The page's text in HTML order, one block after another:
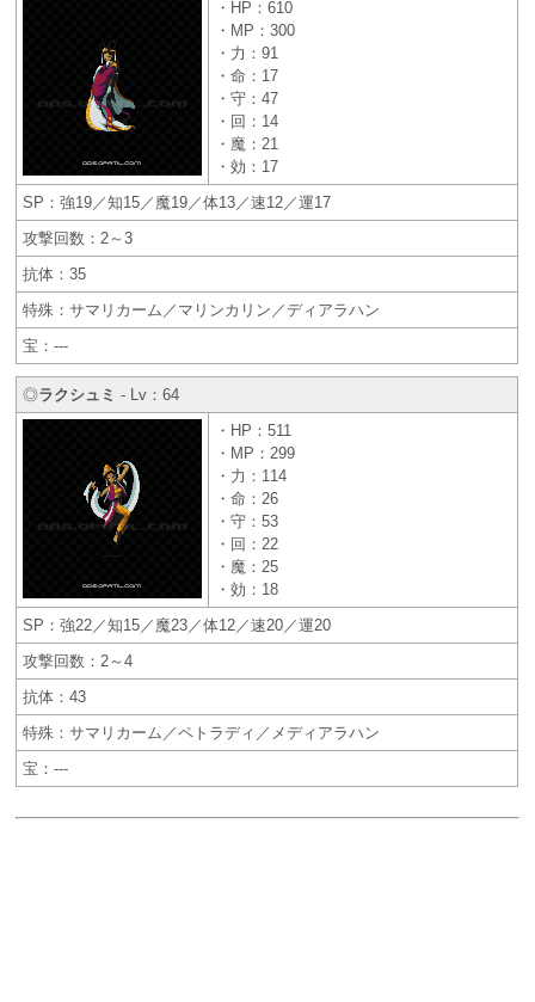
・HP：610
・MP：300
・力：91
・命：17
・守：47
・回：14
・魔：21
・効：17
SP：強19／知15／魔19／体13／速12／運17
攻撃回数：2～3
抗体：35
特殊：サマリカーム／マリンカリン／ディアラハン
宝：---
◎ラクシュミ - Lv：64
・HP：511
・MP：299
・力：114
・命：26
・守：53
・回：22
・魔：25
・効：18
SP：強22／知15／魔23／体12／速20／運20
攻撃回数：2～4
抗体：43
特殊：サマリカーム／ペトラディ／メディアラハン
宝：---